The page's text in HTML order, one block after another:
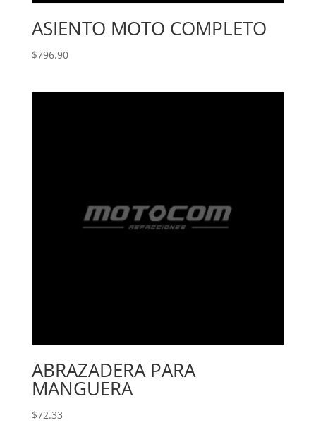
ASIENTO MOTO COMPLETO
$796.90
ABRAZADERA PARA
MANGUERA
$72.33